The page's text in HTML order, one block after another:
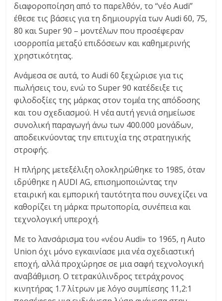
διαφοροποίηση από το παρελθόν, το “νέο Audi”
έθεσε τις βάσεις για τη δημιουργία των Audi 60, 75,
80 και Super 90 – μοντέλων που προσέφεραν
ισορροπία μεταξύ επιδόσεων και καθημερινής
χρηστικότητας.
Ανάμεσα σε αυτά, το Audi 60 ξεχώρισε για τις
πωλήσεις του, ενώ το Super 90 κατέδειξε τις
φιλοδοξίες της μάρκας στον τομέα της απόδοσης
και του σχεδιασμού. Η νέα αυτή γενιά σημείωσε
συνολική παραγωγή άνω των 400.000 μονάδων,
αποδεικνύοντας την επιτυχία της στρατηγικής
στροφής.
Η πλήρης μετεξέλιξη ολοκληρώθηκε το 1985, όταν
ιδρύθηκε η AUDI AG, επισημοποιώντας την
εταιρική και εμπορική ταυτότητα που συνεχίζει να
καθορίζει τη μάρκα: πρωτοπορία, συνέπεια και
τεχνολογική υπεροχή.
Με το λανσάρισμα του «νέου Audi» το 1965, η Auto
Union όχι μόνο εγκαινίασε μια νέα σχεδιαστική
εποχή, αλλά προχώρησε σε μια σαφή τεχνολογική
αναβάθμιση. Ο τετρακύλινδρος τετράχρονος
κινητήρας 1.7 λίτρων με λόγο συμπίεσης 11,2:1